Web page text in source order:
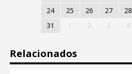
24
25 26 27 28
31
1 2 3 4
Relacionados